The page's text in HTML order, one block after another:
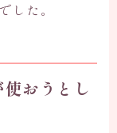
した。
おうとし